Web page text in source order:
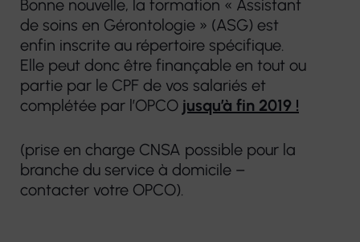
prothèses
dentaires
Pharmacie
médical
d’accompagnement
et de répit des
aidants
Centre de
Ressources
Territorial
Bonne nouvelle, la formation « Assistant
de soins en Gérontologie » (ASG) est
enfin inscrite au répertoire spécifique.
Elle peut donc être finançable en tout ou
partie par le CPF de vos salariés et
complétée par l’OPCO jusqu’à fin 2019 !
(prise en charge CNSA possible pour la
branche du service à domicile –
contacter votre OPCO).